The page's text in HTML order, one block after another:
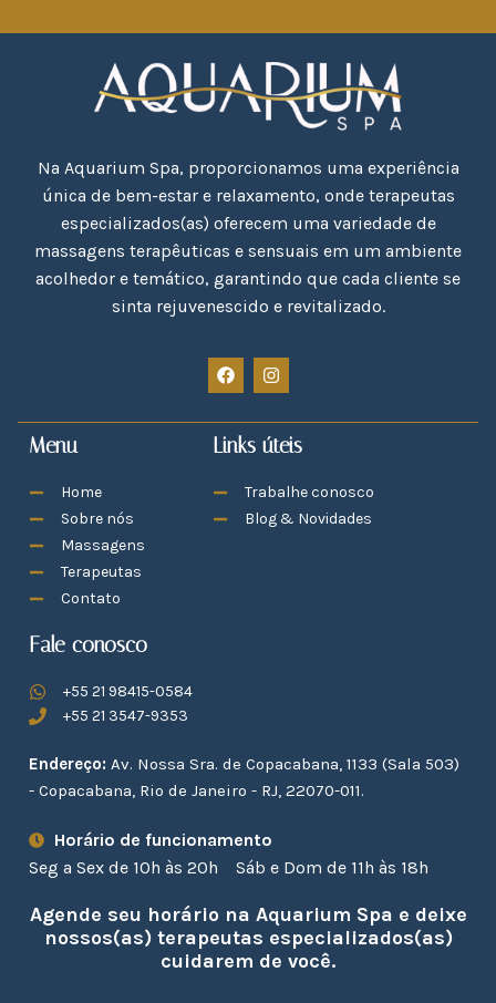
Na Aquarium Spa, proporcionamos uma experiência
única de bem-estar e relaxamento, onde terapeutas
especializados(as) oferecem uma variedade de
massagens terapêuticas e sensuais em um ambiente
acolhedor e temático, garantindo que cada cliente se
sinta rejuvenescido e revitalizado.
Menu
Home
Sobre nós
Massagens
Terapeutas
Contato
Links úteis
Trabalhe conosco
Blog & Novidades
Fale conosco
+55 21 98415-0584
+55 21 3547-9353
Endereço: Av. Nossa Sra. de Copacabana, 1133 (Sala 503)
- Copacabana, Rio de Janeiro - RJ, 22070-011.
Horário de funcionamento
Seg a Sex de 10h às 20h
Sáb e Dom de 11h às 18h
Agende seu horário na Aquarium Spa e deixe
nossos(as) terapeutas especializados(as)
cuidarem de você.